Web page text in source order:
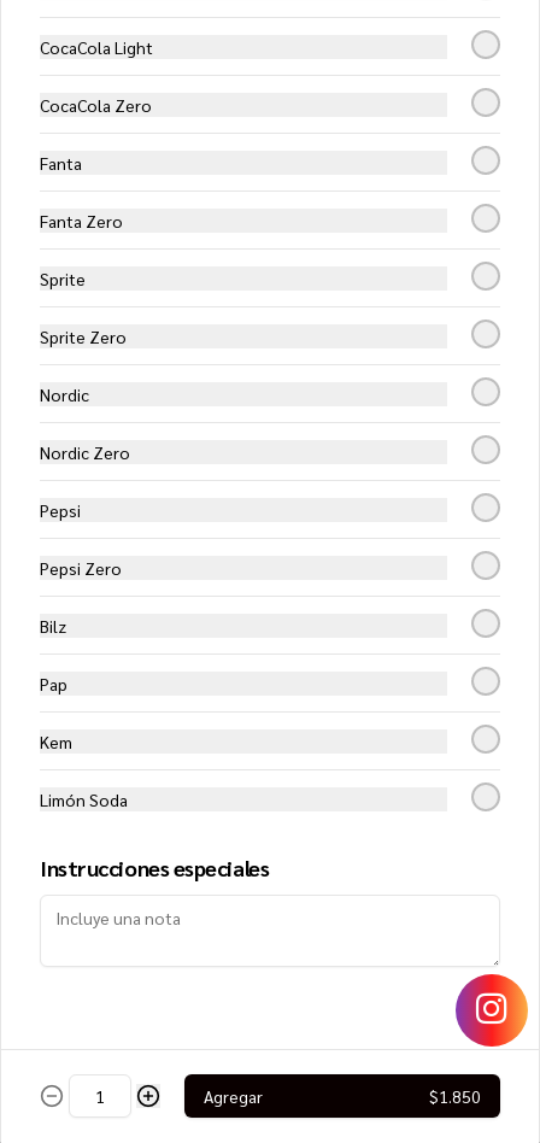
$8.350
Ceviche Hot Roll
apanado en panko y cubierto con
exquisito ceviche de salmón y camarón.
Filete de vacuno, queso crema y
cebollín, cubierto con cebolla morada,
$8.950
Mango Roll
Camarón furai y queso crema, envuelto
en mango, cubierto con ceviche de
$8.450
CocaCola Light
CocaCola Zero
Fanta
Fanta Zero
Sprite
Sprite Zero
Nordic
Nordic Zero
Pepsi
Pepsi Zero
Bilz
Pap
Kem
Limón Soda
Instrucciones especiales
Agregar $1.850